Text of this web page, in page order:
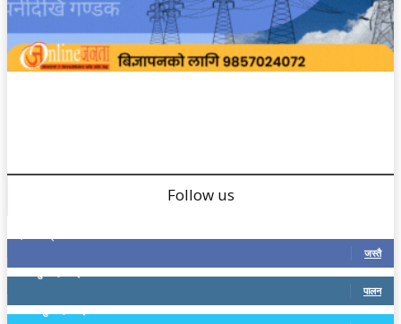
Follow us
जस्तै
पालन